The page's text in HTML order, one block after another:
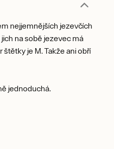
nejjemnějších jezevčích
na sobě jezevec má
je M. Takže ani obří
jednoduchá.